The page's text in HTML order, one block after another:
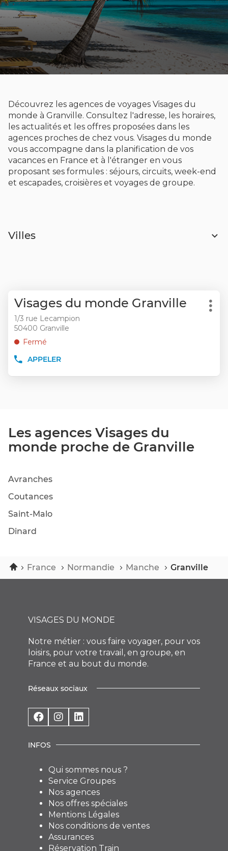
Découvrez les agences de voyages Visages du
monde à Granville. Consultez l'adresse, les horaires,
les actualités et les offres proposées dans les
agences proches de chez vous. Visages du monde
vous accompagne dans la planification de vos
vacances en France et à l'étranger en vous
proposant ses formules : séjours, circuits, week-end
et escapades, croisières et voyages de groupe.
Villes
sur
la
touche
ENTRÉE
obtenir
de
Point
de
vente
:
Visages du monde Granville
1/3 rue Lecampion
50400 Granville
Fermé
APPELER
AFFICHER
VENTE
VISAGES
DU
Plus
Les agences Visages du
monde proche de Granville
Avranches
Coutances
Saint-Malo
Dinard
AccueilFrance Normandie Manche Granville
VISAGES DU MONDE
Notre métier : vous faire voyager, pour vos
loisirs, pour votre travail, en groupe, en
France et au bout du monde.
Réseaux sociaux
INFOS
Qui sommes nous ?
Service Groupes
Nos agences
Nos offres spéciales
Mentions Légales
Nos conditions de ventes
Assurances
Réservation Train